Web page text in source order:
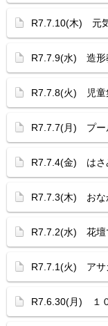
R7.7.10(木) 元
R7.7.9(水) 造形
R7.7.8(火) 児童
R7.7.7(月) プー
R7.7.4(金) はさ
R7.7.3(木) おな
R7.7.2(水) 花壇
R7.7.1(火) アサ
R7.6.30(月) １